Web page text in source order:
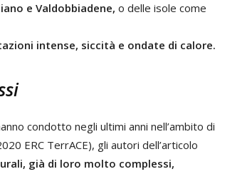
e Valdobbiadene, o delle isole come
intense, siccità e ondate di calore.
condotto negli ultimi anni nell’ambito di
ERC TerrACE), gli autori dell’articolo
già di loro molto complessi,